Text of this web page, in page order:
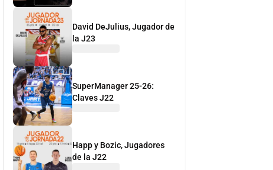
David DeJulius, Jugador de
la J23
SuperManager 25-26:
Claves J22
Happ y Bozic, Jugadores
de la J22